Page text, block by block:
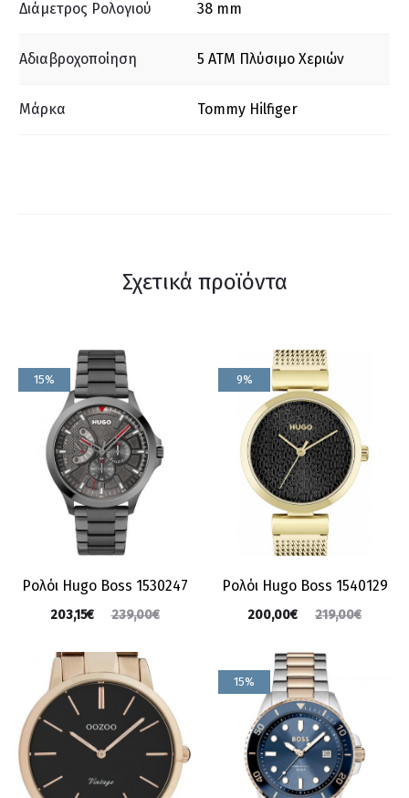
Διάμετρος Ρολογιού 38 mm
Αδιαβροχοποίηση 5 ΑΤΜ Πλύσιμο Χεριών
Μάρκα Tommy Hilfiger
Σχετικά προϊόντα
15%
Ρολόι Hugo Boss 1530247
239,00€
203,15€
9%
Ρολόι Hugo Boss 1540129
219,00€
200,00€
15%